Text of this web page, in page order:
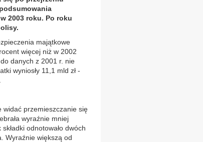
2003 roku. Po roku
majątkowe
więcej niż w 2002
danych z 2001 r. nie
wyniosły 11,1 mld zł -
widać przemieszczanie się
wyraźnie mniej
odnotowało dwóch
Wyraźnie większą od